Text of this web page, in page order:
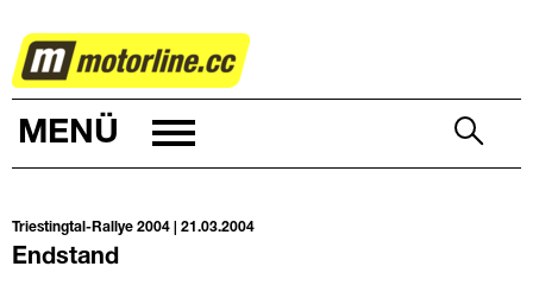
RALLYE
MENÜ
Triestingtal-Rallye 2004 | 21.03.2004
Endstand